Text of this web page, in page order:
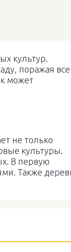
культур.
поражая все
может
не только
культуры.
В первую
Также